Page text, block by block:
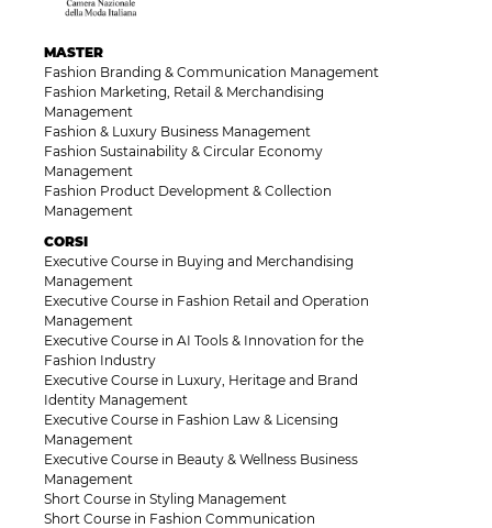
MASTER
Fashion Branding & Communication Management
Fashion Marketing, Retail & Merchandising
Management
Fashion & Luxury Business Management
Fashion Sustainability & Circular Economy
Management
Fashion Product Development & Collection
Management
CORSI
Executive Course in Buying and Merchandising
Management
Executive Course in Fashion Retail and Operation
Management
Executive Course in AI Tools & Innovation for the
Fashion Industry
Executive Course in Luxury, Heritage and Brand
Identity Management
Executive Course in Fashion Law & Licensing
Management
Executive Course in Beauty & Wellness Business
Management
Short Course in Styling Management
Short Course in Fashion Communication